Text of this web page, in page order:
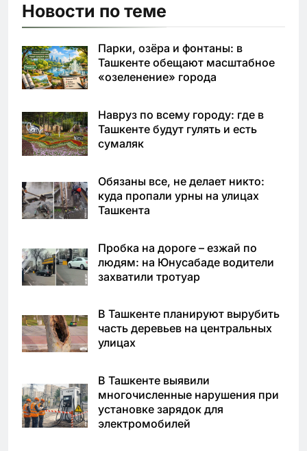
Новости по теме
Парки, озёра и фонтаны: в
Ташкенте обещают масштабное
«озеленение» города
Навруз по всему городу: где в
Ташкенте будут гулять и есть
сумаляк
Обязаны все, не делает никто:
куда пропали урны на улицах
Ташкента
Пробка на дороге – езжай по
людям: на Юнусабаде водители
захватили тротуар
В Ташкенте планируют вырубить
часть деревьев на центральных
улицах
В Ташкенте выявили
многочисленные нарушения при
установке зарядок для
электромобилей